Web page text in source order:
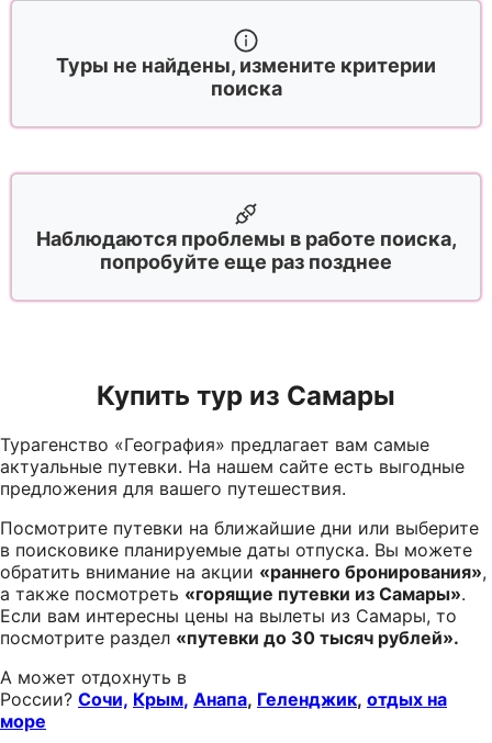
Туры не найдены, измените критерии
поиска
Наблюдаются проблемы в работе поиска,
попробуйте еще раз позднее
Купить тур из Самары
Турагенство «География» предлагает вам самые
актуальные путевки. На нашем сайте есть выгодные
предложения для вашего путешествия.
Посмотрите путевки на ближайшие дни или выберите
в поисковике планируемые даты отпуска. Вы можете
обратить внимание на акции «раннего бронирования»,
а также посмотреть «горящие путевки из Самары».
Если вам интересны цены на вылеты из Самары, то
посмотрите раздел «путевки до 30 тысяч рублей».
А может отдохнуть в
России? Сочи, Крым, Анапа, Геленджик, отдых на
море